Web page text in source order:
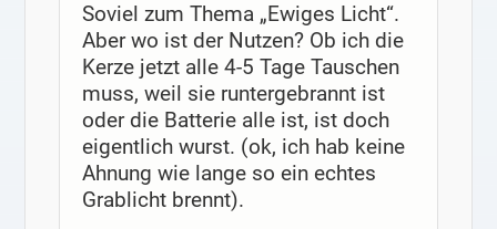
Soviel zum Thema „Ewiges Licht“.
Aber wo ist der Nutzen? Ob ich die
Kerze jetzt alle 4-5 Tage Tauschen
muss, weil sie runtergebrannt ist
oder die Batterie alle ist, ist doch
eigentlich wurst. (ok, ich hab keine
Ahnung wie lange so ein echtes
Grablicht brennt).